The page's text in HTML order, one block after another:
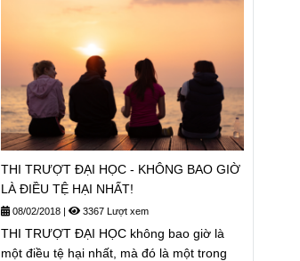
THI TRƯỢT ĐẠI HỌC - KHÔNG BAO GIỜ
LÀ ĐIỀU TỆ HẠI NHẤT!
08/02/2018 | 3367 Lượt xem
THI TRƯỢT ĐẠI HỌC không bao giờ là
một điều tệ hại nhất, mà đó là một trong